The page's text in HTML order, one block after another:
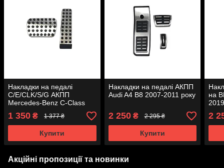
Накладки на педалі
C/E/CLK/S/G АКПП
Mercedes-Benz C-Class
W203 2000-2007 року
1 350 ₴ 1 377 ₴
Купити
Накладки на педалі АКПП
Audi A4 B8 2007-2011 року
2 250₴ 2 295 ₴
Купити
на
2
Акційні пропозиції та новинки